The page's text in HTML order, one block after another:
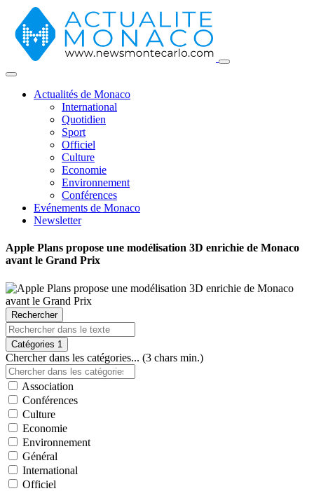
Actualités de Monaco
International
Quotidien
Sport
Officiel
Culture
Economie
Environnement
Conférences
Evénements de Monaco
Newsletter
Apple Plans propose une modélisation 3D enrichie de Monaco
avant le Grand Prix
Rechercher
Catégories 1
Chercher dans les catégories... (3 chars min.)
Association
Conférences
Culture
Economie
Environnement
Général
International
Officiel